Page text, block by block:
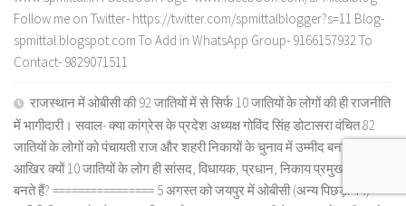
Follow me on Twitter- https://twitter.com/spmittalblogger?s=11 Blog-
spmittal.blogspot.com To Add in WhatsApp Group- 9166157932 To
Contact- 9829071511
राजस्थान में ओबीसी की 92 जातियों में से सिर्फ 10 जातियों के लोगों की ही राजनीति
में भागीदारी। सवाल- क्या कांग्रेस के प्रदेश अध्यक्ष गोविंद सिंह डोटासरा वंचित 82
जातियों के लोगों को पंचायती राज और शहरी निकायों के चुनाव में उम्मीद बनाएंगे?
आखिर क्यों 10 जातियों के लोग ही सांसद, विधायक, प्रधान, निकाय प्रमुख आदि
बनते हैं? ================ 5 अगस्त को जयपुर में ओबीसी (अन्य पिछड़ा वर्ग)